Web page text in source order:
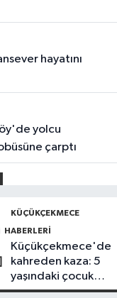
çarptı
tekneler
KÜÇÜKÇEKMECE
HABERLERI
Küçükçekmece'de
kahreden kaza: 5
yaşındaki çocuk
yoğun bakımda